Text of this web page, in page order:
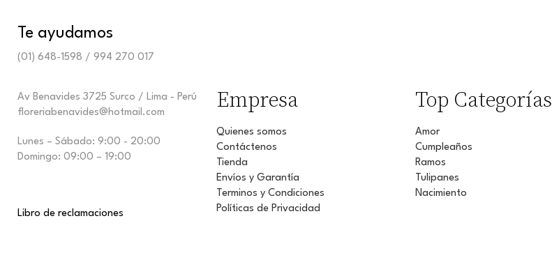
Te ayudamos
(01) 648-1598 / 994 270 017
Av Benavides 3725 Surco / Lima - Perú
floreriabenavides@hotmail.com
Lunes – Sábado: 9:00 - 20:00
Domingo: 09:00 – 19:00
Libro de reclamaciones
Empresa
Quienes somos
Contáctenos
Tienda
Envíos y Garantía
Terminos y Condiciones
Políticas de Privacidad
Top Categorías
Amor
Cumpleaños
Ramos
Tulipanes
Nacimiento